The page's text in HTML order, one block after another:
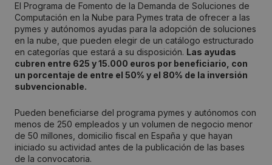
El Programa de Fomento de la Demanda de Soluciones de
Computación en la Nube para Pymes trata de ofrecer a las
pymes y autónomos ayudas para la adopción de soluciones
en la nube, que pueden elegir de un catálogo estructurado
en categorías que estará a su disposición. Las ayudas
cubren entre 625 y 15.000 euros por beneficiario, con
un porcentaje de entre el 50% y el 80% de la inversión
subvencionable.
Pueden beneficiarse del programa pymes y autónomos con
menos de 250 empleados y un volumen de negocio menor
de 50 millones, domicilio fiscal en España y que hayan
iniciado su actividad antes de la publicación de las bases
de la convocatoria.